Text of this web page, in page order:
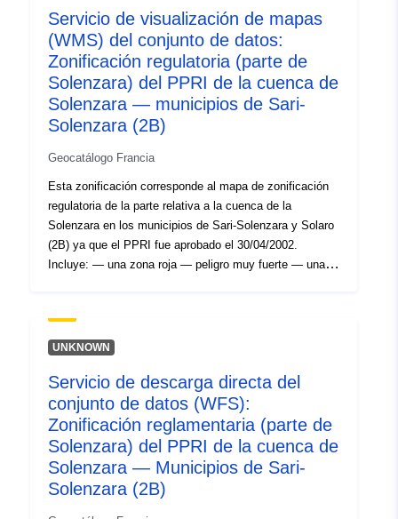
4f02-b9eb-f412b08651e3
Tipo:
Recurso:
http://inspire.ec.europa.eu/
codelist/ResourceType/services
Servicio de visualización de mapas
(WMS) del conjunto de datos:
Zonificación regulatoria (parte de
Solenzara) del PPRI de la cuenca de
Solenzara — municipios de Sari-
Solenzara (2B)
Geocatálogo Francia
Esta zonificación corresponde al mapa de zonificación
regulatoria de la parte relativa a la cuenca de la
Solenzara en los municipios de Sari-Solenzara y Solaro
(2B) ya que el PPRI fue aprobado el 30/04/2002.
Incluye: — una zona roja — peligro muy fuerte — una
UNKNOWN
Servicio de descarga directa del
conjunto de datos (WFS):
Zonificación reglamentaria (parte de
Solenzara) del PPRI de la cuenca de
Solenzara — Municipios de Sari-
Solenzara (2B)